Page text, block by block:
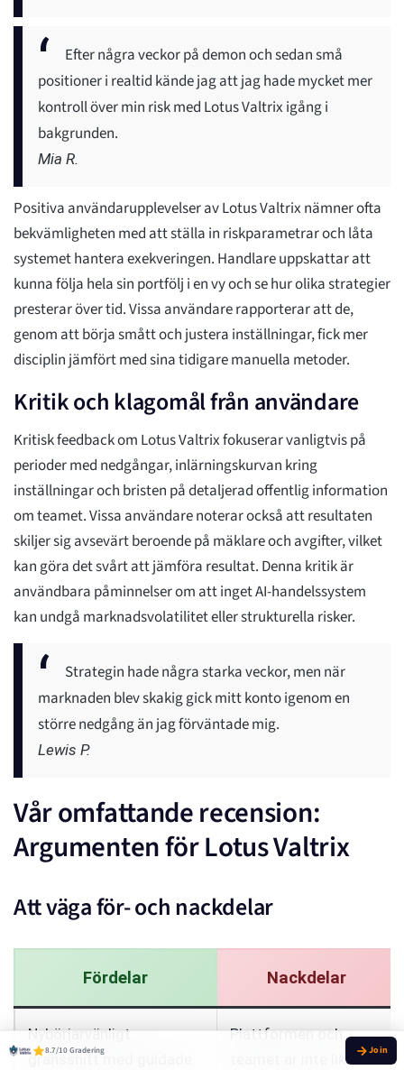
Efter några veckor på demon och sedan små
positioner i realtid kände jag att jag hade mycket mer
kontroll över min risk med Lotus Valtrix igång i
bakgrunden.
Mia R.
Positiva användarupplevelser av Lotus Valtrix nämner ofta
bekvämligheten med att ställa in riskparametrar och låta
systemet hantera exekveringen. Handlare uppskattar att
kunna följa hela sin portfölj i en vy och se hur olika strategier
presterar över tid. Vissa användare rapporterar att de,
genom att börja smått och justera inställningar, fick mer
disciplin jämfört med sina tidigare manuella metoder.
Kritik och klagomål från användare
Kritisk feedback om Lotus Valtrix fokuserar vanligtvis på
perioder med nedgångar, inlärningskurvan kring
inställningar och bristen på detaljerad offentlig information
om teamet. Vissa användare noterar också att resultaten
skiljer sig avsevärt beroende på mäklare och avgifter, vilket
kan göra det svårt att jämföra resultat. Denna kritik är
användbara påminnelser om att inget AI-handelssystem
kan undgå marknadsvolatilitet eller strukturella risker.
Strategin hade några starka veckor, men när
marknaden blev skakig gick mitt konto igenom en
större nedgång än jag förväntade mig.
Lewis P.
Vår omfattande recension:
Argumenten för Lotus Valtrix
Att väga för- och nackdelar
Fördelar Nackdelar
Nybörjarvänligt
gränssnitt med guidade
Plattformen och
teamet är inte lika
8.7/10 Gradering